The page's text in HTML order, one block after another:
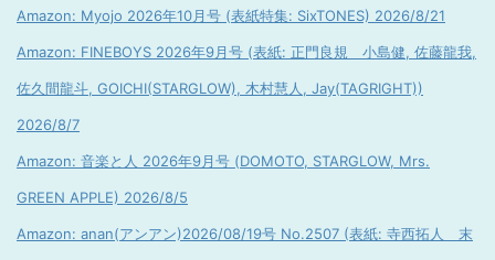
Amazon: Myojo 2026年10月号 (表紙特集: SixTONES) 2026/8/21
Amazon: FINEBOYS 2026年9月号 (表紙: 正門良規 小島健, 佐藤龍我,
佐久間龍斗, GOICHI(STARGLOW), 木村慧人, Jay(TAGRIGHT))
2026/8/7
Amazon: 音楽と人 2026年9月号 (DOMOTO, STARGLOW, Mrs.
GREEN APPLE) 2026/8/5
Amazon: anan(アンアン)2026/08/19号 No.2507 (表紙: 寺西拓人 末